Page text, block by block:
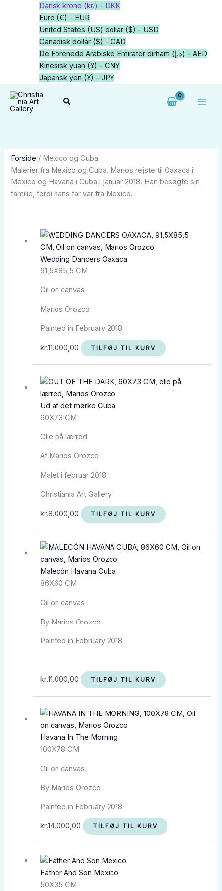
Dansk krone (kr.) - DKK
Euro (€) - EUR
United States (US) dollar ($) - USD
Canadisk dollar ($) - CAD
De Forenede Arabiske Emirater dirham (د.إ) - AED
Kinesisk yuan (¥) - CNY
Japansk yen (¥) - JPY
Søg
Forside / Mexico og Cuba
Malerier fra Mexico og Cuba. Marios rejste til Oaxaca i
Mexico og Havana i Cuba i januar 2018. Han besøgte sin
familie, fordi hans far var fra Mexico.
Wedding Dancers Oaxaca
91,5X85,5 CM
Oil on canvas
Marios Orozco
Painted in February 2018
kr.11.000,00 TILFØJ TIL KURV
Ud af det mørke Cuba
60X73 CM
Olie på lærred
Af Marios Orozco
Malet i februar 2018
Christiania Art Gallery
kr.8.000,00 TILFØJ TIL KURV
Malecón Havana Cuba
86X60 CM
Oil on canvas
By Marios Orozco
Painted in February 2018
kr.11.000,00 TILFØJ TIL KURV
Havana In The Morning
100X78 CM
Oil on canvas
By Marios Orozco
Painted in February 2018
kr.14.000,00 TILFØJ TIL KURV
Father And Son Mexico
50X35 CM
6
varer
2
varer
1
vare
5
1
vare
varer
2
varer
2
varer
5
varer
64
varer
34
varer
34
varer
7
varer
1
vare
1
varer
2
varer
21
vare